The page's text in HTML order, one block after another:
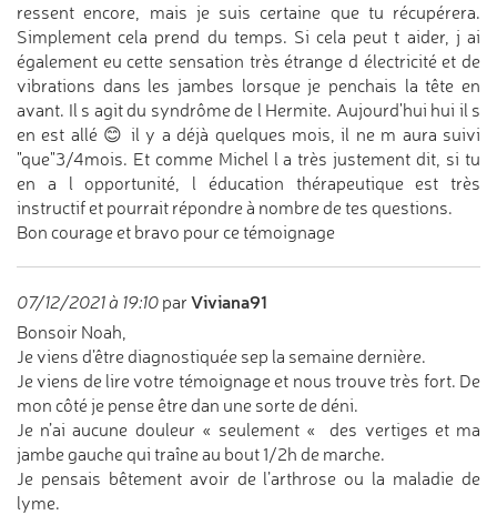
ressent encore, mais je suis certaine que tu récupérera.
Simplement cela prend du temps. Si cela peut t aider, j ai
également eu cette sensation très étrange d électricité et de
vibrations dans les jambes lorsque je penchais la tête en
avant. Il s agit du syndrôme de l Hermite. Aujourd'hui hui il s
en est allé 😊 il y a déjà quelques mois, il ne m aura suivi
"que"3/4mois. Et comme Michel l a très justement dit, si tu
en a l opportunité, l éducation thérapeutique est très
instructif et pourrait répondre à nombre de tes questions.
Bon courage et bravo pour ce témoignage
07/12/2021 à 19:10 par Viviana91
Bonsoir Noah,
Je viens d’être diagnostiquée sep la semaine dernière.
Je viens de lire votre témoignage et nous trouve très fort. De
mon côté je pense être dan une sorte de déni.
Je n’ai aucune douleur « seulement « des vertiges et ma
jambe gauche qui traîne au bout 1/2h de marche.
Je pensais bêtement avoir de l’arthrose ou la maladie de
lyme.